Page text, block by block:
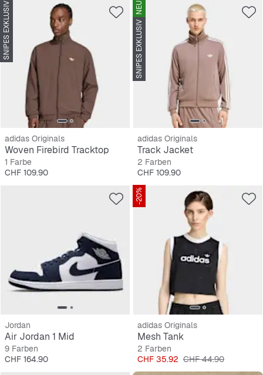
SNIPES EXKLUSIV
adidas Originals
Woven Firebird Tracktop
1 Farbe
Preis
CHF 109.90
NEU
SNIPES EXKLUSIV
adidas Originals
Track Jacket
2 Farben
Preis
CHF 109.90
Jordan
Air Jordan 1 Mid
9 Farben
Preis
CHF 164.90
-20%
adidas Originals
Mesh Tank
2 Farben
Preis
CHF 35.92 Originalpreis
CHF 44.90